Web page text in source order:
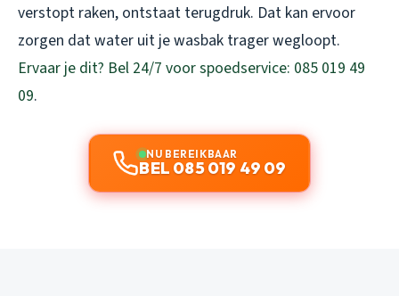
verstopt raken, ontstaat terugdruk. Dat kan ervoor
zorgen dat water uit je wasbak trager wegloopt.
Ervaar je dit? Bel 24/7 voor spoedservice: 085 019 49
09.
NU BEREIKBAAR
BEL 085 019 49 09